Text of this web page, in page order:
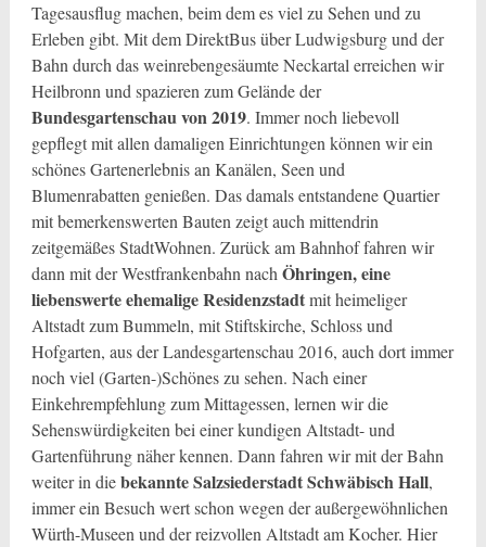
Tagesausflug machen, beim dem es viel zu Sehen und zu
Erleben gibt. Mit dem DirektBus über Ludwigsburg und der
Bahn durch das weinrebengesäumte Neckartal erreichen wir
Heilbronn und spazieren zum Gelände der
Bundesgartenschau von 2019. Immer noch liebevoll
gepflegt mit allen damaligen Einrichtungen können wir ein
schönes Gartenerlebnis an Kanälen, Seen und
Blumenrabatten genießen. Das damals entstandene Quartier
mit bemerkenswerten Bauten zeigt auch mittendrin
zeitgemäßes StadtWohnen. Zurück am Bahnhof fahren wir
dann mit der Westfrankenbahn nach Öhringen, eine
liebenswerte ehemalige Residenzstadtmit heimeliger
Altstadt zum Bummeln, mit Stiftskirche, Schloss und
Hofgarten, aus der Landesgartenschau 2016, auch dort immer
noch viel (Garten-)Schönes zu sehen. Nach einer
Einkehrempfehlung zum Mittagessen, lernen wir die
Sehenswürdigkeiten bei einer kundigen Altstadt- und
Gartenführung näher kennen. Dann fahren wir mit der Bahn
weiter in diebekannte Salzsiederstadt Schwäbisch Hall,
immer ein Besuch wert schon wegen der außergewöhnlichen
Würth-Museen und der reizvollen Altstadt am Kocher. Hier